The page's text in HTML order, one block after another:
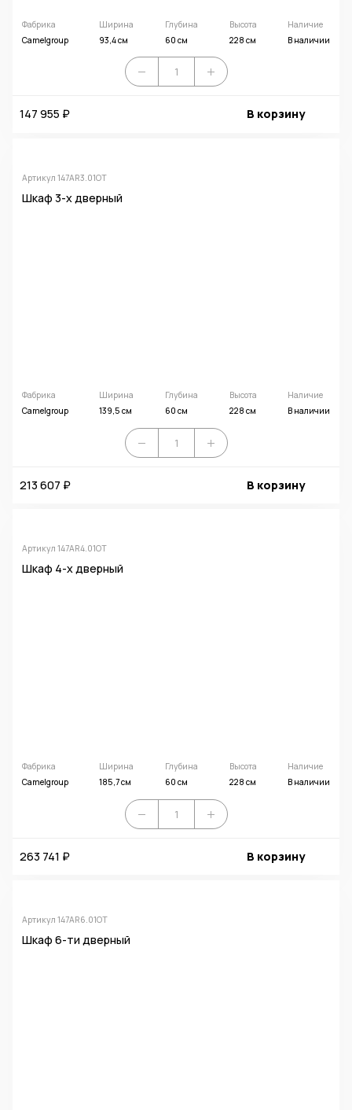
Фабрика
Camelgroup
Ширина
93,4 см
Глубина
60 см
Высота
228 см
Наличие
В наличии
147 955 ₽ В корзину
Артикул 147AR3.01OT
Шкаф 3-х дверный
Фабрика
Camelgroup
Ширина
139,5 см
Глубина
60 см
Высота
228 см
Наличие
В наличии
213 607 ₽ В корзину
Артикул 147AR4.01OT
Шкаф 4-х дверный
Фабрика
Camelgroup
Ширина
185,7 см
Глубина
60 см
Высота
228 см
Наличие
В наличии
263 741 ₽ В корзину
Артикул 147AR6.01OT
Шкаф 6-ти дверный